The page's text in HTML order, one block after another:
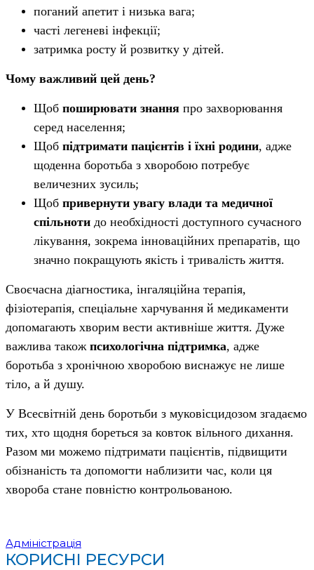
поганий апетит і низька вага;
часті легеневі інфекції;
затримка росту й розвитку у дітей.
Чому важливий цей день?
Щоб поширювати знання про захворювання
серед населення;
Щоб підтримати пацієнтів і їхні родини, адже
щоденна боротьба з хворобою потребує
величезних зусиль;
Щоб привернути увагу влади та медичної
спільноти до необхідності доступного сучасного
лікування, зокрема інноваційних препаратів, що
значно покращують якість і тривалість життя.
Своєчасна діагностика, інгаляційна терапія,
фізіотерапія, спеціальне харчування й медикаменти
допомагають хворим вести активніше життя. Дуже
важлива також психологічна підтримка, адже
боротьба з хронічною хворобою виснажує не лише
тіло, а й душу.
У Всесвітній день боротьби з муковісцидозом згадаємо
тих, хто щодня бореться за ковток вільного дихання.
Разом ми можемо підтримати пацієнтів, підвищити
обізнаність та допомогти наблизити час, коли ця
хвороба стане повністю контрольованою.
Адміністрація
КОРИСНІ РЕСУРСИ